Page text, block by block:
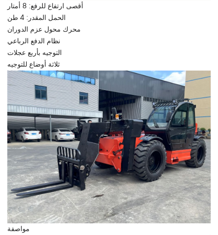
أقصى ارتفاع للرفع: 8 أمتار
الحمل المقدر: 4 طن
محرك محول عزم الدوران
نظام الدفع الرباعي
التوجيه بأربع عجلات
ثلاثة أوضاع للتوجيه
مواصفة